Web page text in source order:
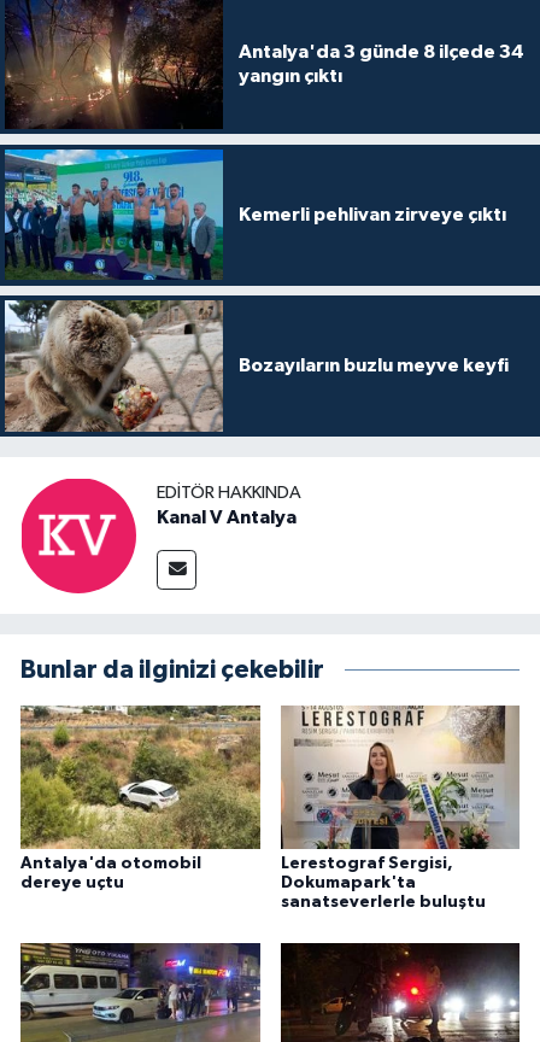
Antalya'da 3 günde 8 ilçede 34
yangın çıktı
Kemerli pehlivan zirveye çıktı
Bozayıların buzlu meyve keyfi
EDITÖR HAKKINDA
Kanal V Antalya
Bunlar da ilginizi çekebilir
Antalya'da otomobil
dereye uçtu
Lerestograf Sergisi,
Dokumapark'ta
sanatseverlerle buluştu